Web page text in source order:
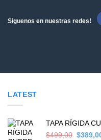
Siguenos en nuestras redes!
LATEST
TAPA RÍGIDA
$499,00 Original
$